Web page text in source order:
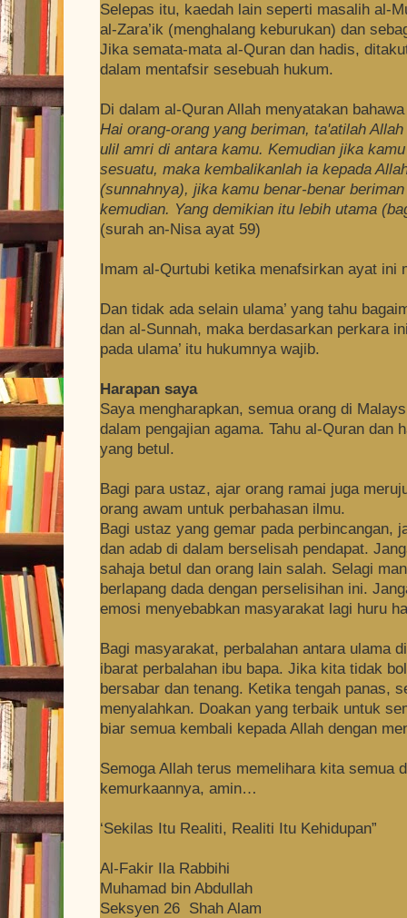
Selepas itu, kaedah lain seperti masalih al-
al-Zara’ik (menghalang keburukan) dan
Jika semata-mata al-Quran dan hadis,
dalam mentafsir sesebuah hukum.
Di dalam al-Quran Allah menyatakan
Hai orang-orang yang beriman, ta'atilah
ulil amri di antara kamu. Kemudian jika
sesuatu, maka kembalikanlah ia kepada
(sunnahnya), jika kamu benar-benar
kemudian. Yang demikian itu lebih utama
(surah an-Nisa ayat 59)
Imam al-Qurtubi ketika menafsirkan ayat ini
Dan tidak ada selain ulama’ yang tahu
dan al-Sunnah, maka berdasarkan perkara
pada ulama’ itu hukumnya wajib.
Harapan saya
Saya mengharapkan, semua orang di
dalam pengajian agama. Tahu al-Quran dan
yang betul.
Bagi para ustaz, ajar orang ramai juga
orang awam untuk perbahasan ilmu.
Bagi ustaz yang gemar pada perbincangan,
dan adab di dalam berselisah pendapat.
sahaja betul dan orang lain salah. Selagi
berlapang dada dengan perselisihan ini.
emosi menyebabkan masyarakat lagi huru
Bagi masyarakat, perbalahan antara ulama
ibarat perbalahan ibu bapa. Jika kita tidak
bersabar dan tenang. Ketika tengah panas,
menyalahkan. Doakan yang terbaik untuk
biar semua kembali kepada Allah dengan
Semoga Allah terus memelihara kita semua
kemurkaannya, amin…
‘Sekilas Itu Realiti, Realiti Itu Kehidupan”
Al-Fakir Ila Rabbihi
Muhamad bin Abdullah
Seksyen 26 Shah Alam